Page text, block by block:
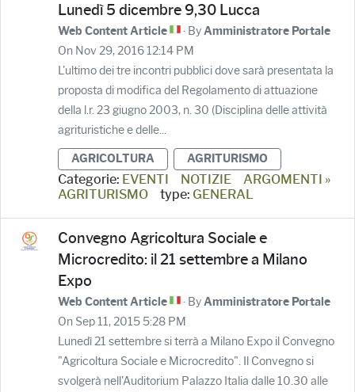
Lunedì 5 dicembre 9,30 Lucca
Web Content Article · ByAmministratore Portale
On Nov 29, 2016 12:14 PM
L'ultimo dei tre incontri pubblici dove sarà presentata la
proposta di modifica del Regolamento di attuazione
della l.r. 23 giugno 2003, n. 30 (Disciplina delle attività
agrituristiche e delle...
AGRICOLTURA AGRITURISMO
Categorie: EVENTI NOTIZIE
ARGOMENTI »
AGRITURISMO
type: GENERAL
Convegno Agricoltura Sociale e
Microcredito: il 21 settembre a Milano
Expo
Web Content Article · ByAmministratore Portale
On Sep 11, 2015 5:28 PM
Lunedì 21 settembre si terrà a Milano Expo il Convegno
"Agricoltura Sociale e Microcredito". Il Convegno si
svolgerà nell'Auditorium Palazzo Italia dalle 10.30 alle